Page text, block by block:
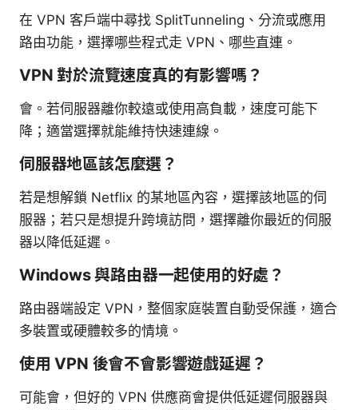
在 VPN 客戶端中尋找 SplitTunneling、分流或應用
路由功能，選擇哪些程式走 VPN、哪些直連。
VPN 對於流覽速度真的有影響嗎？
會。若伺服器離你較遠或使用高負載，速度可能下
降；適當選擇就能維持快速連線。
伺服器地區該怎麼選？
若是想解鎖 Netflix 的某地區內容，選擇該地區的伺
服器；若只是想提升跨境訪問，選擇離你最近的伺服
器以降低延遲。
Windows 與路由器一起使用的好處？
路由器端設定 VPN，整個家庭裝置自動受保護，適合
多裝置或硬體較多的情境。
使用 VPN 後會不會影響遊戲延遲？
可能會，但好的 VPN 供應商會提供低延遲伺服器與